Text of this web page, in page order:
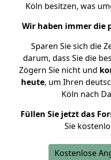
Köln besitzen, was
Wir haben immer die
Sparen Sie sich die
darum, dass Sie die
Zögern Sie nicht und
heute, um Ihren
Köln nach
Füllen Sie jetzt das
Sie
Kostenlose